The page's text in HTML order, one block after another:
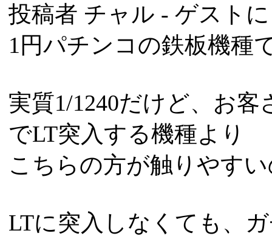
投稿者 チャル - ゲスト
1円パチンコの鉄板機種
実質1/1240だけど、お客
でLT突入する機種より
こちらの方が触りやす
LTに突入しなくても、